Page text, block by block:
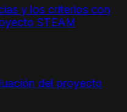
y los criterios con
STEAM
del proyecto